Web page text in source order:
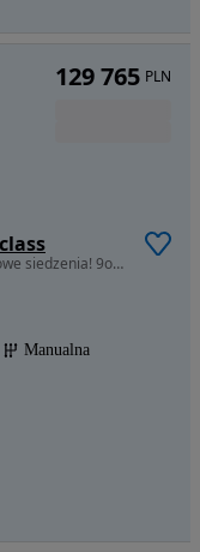
1997 cm3 • 150 KM • 105.000zł netto,komfortowe siedzenia! 9os,1wł., PL,SpaceClass L2 Grand
Manualna
129 765 PLN